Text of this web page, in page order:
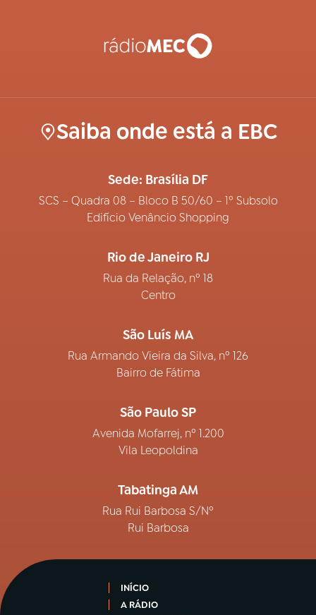
Saiba onde está a EBC
Sede: Brasília DF
SCS – Quadra 08 – Bloco B 50/60 – 1º Subsolo
Edifício Venâncio Shopping
Rio de Janeiro RJ
Rua da Relação, nº 18
Centro
São Luís MA
Rua Armando Vieira da Silva, nº 126
Bairro de Fátima
São Paulo SP
Avenida Mofarrej, nº 1.200
Vila Leopoldina
Tabatinga AM
Rua Rui Barbosa S/Nº
Rui Barbosa
INÍCIO
A RÁDIO